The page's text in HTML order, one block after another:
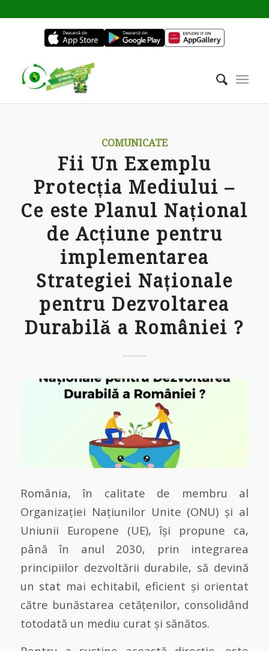
COMUNICATE
Fii Un Exemplu
Protecția Mediului –
Ce este Planul Național
de Acțiune pentru
implementarea
Strategiei Naționale
pentru Dezvoltarea
Durabilă a României ?
România, în calitate de membru al
Organizației Națiunilor Unite (ONU) și al
Uniunii Europene (UE), își propune ca,
până în anul 2030, prin integrarea
principiilor dezvoltării durabile, să devină
un stat mai echitabil, eficient și orientat
către bunăstarea cetățenilor, consolidând
totodată un mediu curat și sănătos.